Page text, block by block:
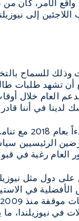
واقع الأمر، كان
إلى
للسماح
أن تشهد طلبات
العام خلال
لدينا في أننا
ففي يونيو/حزيران
رغبة في
دول مثل
في
نيوزيلندا، ما